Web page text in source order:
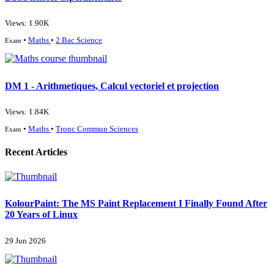
Views: 1.90K
Exam • Maths • 2 Bac Science
DM 1 - Arithmetiques, Calcul vectoriel et projection
Views: 1.84K
Exam • Maths • Tronc Commun Sciences
Recent Articles
KolourPaint: The MS Paint Replacement I Finally Found After
20 Years of Linux
29 Jun 2026